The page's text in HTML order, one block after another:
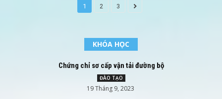
1 2 3
KHÓA HỌC
Chứng chỉ sơ cấp vận tải đường bộ
ĐÀO TẠO
19 Tháng 9, 2023